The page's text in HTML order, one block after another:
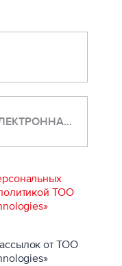
ЭЛЕКТРОННАЯ ПОЧТА
ТОО
от ТОО